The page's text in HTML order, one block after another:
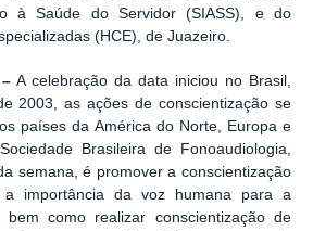
à Saúde do Servidor (SIASS), e do
(HCE), de Juazeiro.
A celebração da data iniciou no Brasil,
2003, as ações de conscientização se
países da América do Norte, Europa e
Brasileira de Fonoaudiologia,
semana, é promover a conscientização
a importância da voz humana para a
bem como realizar conscientização de